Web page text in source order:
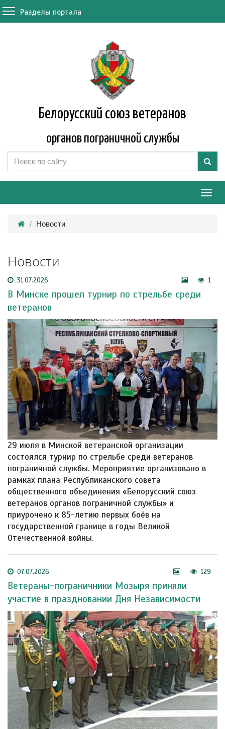
Разделы портала
Белорусский союз ветеранов
органов пограничной службы
Новости
Новости
31.07.2026 1
В Минске прошел турнир по стрельбе среди
ветеранов
29 июля в Минской ветеранской организации
состоялся турнир по стрельбе среди ветеранов
пограничной службы. Мероприятие организовано в
рамках плана Республиканского совета
общественного объединения «Белорусский союз
ветеранов органов пограничной службы» и
приурочено к 85-летию первых боёв на
государственной границе в годы Великой
Отечественной войны.
07.07.2026 129
Ветераны-пограничники Мозыря приняли
участие в праздновании Дня Независимости